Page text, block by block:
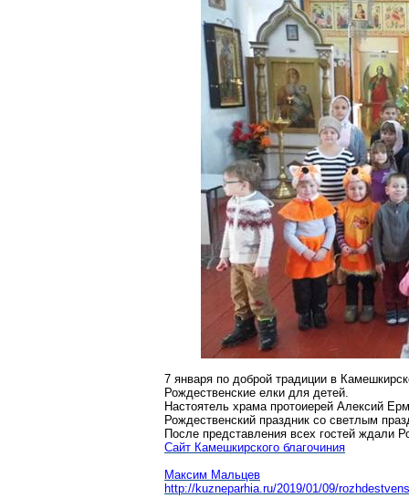
7 января по доброй традиции в
Рождественские елки для детей.
Настоятель храма протоиерей Алексий
Рождественский праздник со светлым
После представления всех гостей ждали
Сайт Камешкирского благочиния
Максим Мальцев
http://kuzneparhia.ru/2019/01/09/